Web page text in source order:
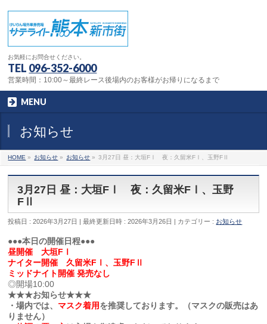
お気軽にお問合せください。
TEL 096-352-6000
営業時間：10:00～最終レース後場内のお客様がお帰りになるまで
MENU
お知らせ
HOME » お知らせ » お知らせ » 3月27日 昼：大垣FⅠ 夜：久留米FⅠ、玉野FⅡ
3月27日 昼：大垣FⅠ 夜：久留米FⅠ、玉野
FⅡ
投稿日 : 2026年3月27日 最終更新日時 : 2026年3月26日 カテゴリー : お知らせ
●●●本日の開催日程●●●
昼開催 大垣FⅠ
ナイター開催 久留米FⅠ、玉野FⅡ
ミッドナイト開催 発売なし
◎開場10:00
★★★お知らせ★★★
・場内では、 マスク着用を推奨しております。（マスクの販売はあ
りません）